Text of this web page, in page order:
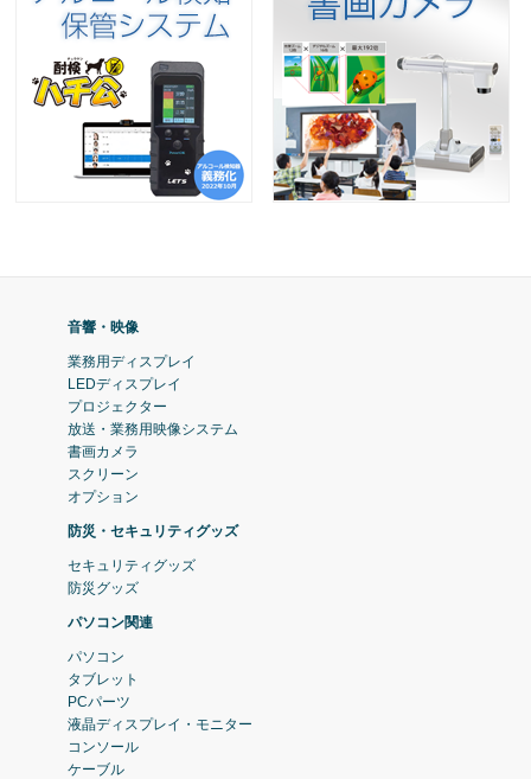
音響・映像
業務用ディスプレイ
LEDディスプレイ
プロジェクター
放送・業務用映像システム
書画カメラ
スクリーン
オプション
防災・セキュリティグッズ
セキュリティグッズ
防災グッズ
パソコン関連
パソコン
タブレット
PCパーツ
液晶ディスプレイ・モニター
コンソール
ケーブル